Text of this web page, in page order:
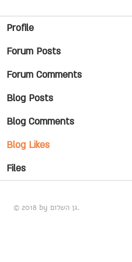
Profile
Forum Posts
Forum Comments
Blog Posts
Blog Comments
Blog Likes
Files
© 2018 by גן השלום.